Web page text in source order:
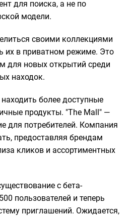
для поиска, а не по
модели.
своими коллекциями
их в приватном режиме. Это
для новых открытий среди
находок.
более доступные
продукты. "The Mall" —
для потребителей. Компания
предоставляя брендам
кликов и ассортиментных
с бета-
пользователей и теперь
приглашений. Ожидается,